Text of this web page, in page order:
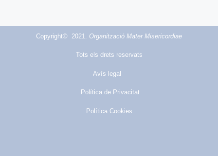
Copyright© 2021. Organització Mater Misericordiae
Tots els drets reservats
Avís legal
Política de Privacitat
Política Cookies